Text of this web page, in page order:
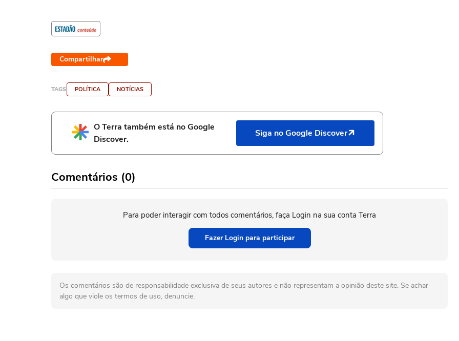
Compartilhar
TAGS POLÍTICA NOTÍCIAS
O Terra também está no Google
Discover.
Siga no Google Discover
Comentários (0)
Para poder interagir com todos comentários, faça Login na sua conta Terra
Fazer Login para participar
Os comentários são de responsabilidade exclusiva de seus autores e não representam a opinião deste site. Se achar
algo que viole os termos de uso, denuncie.